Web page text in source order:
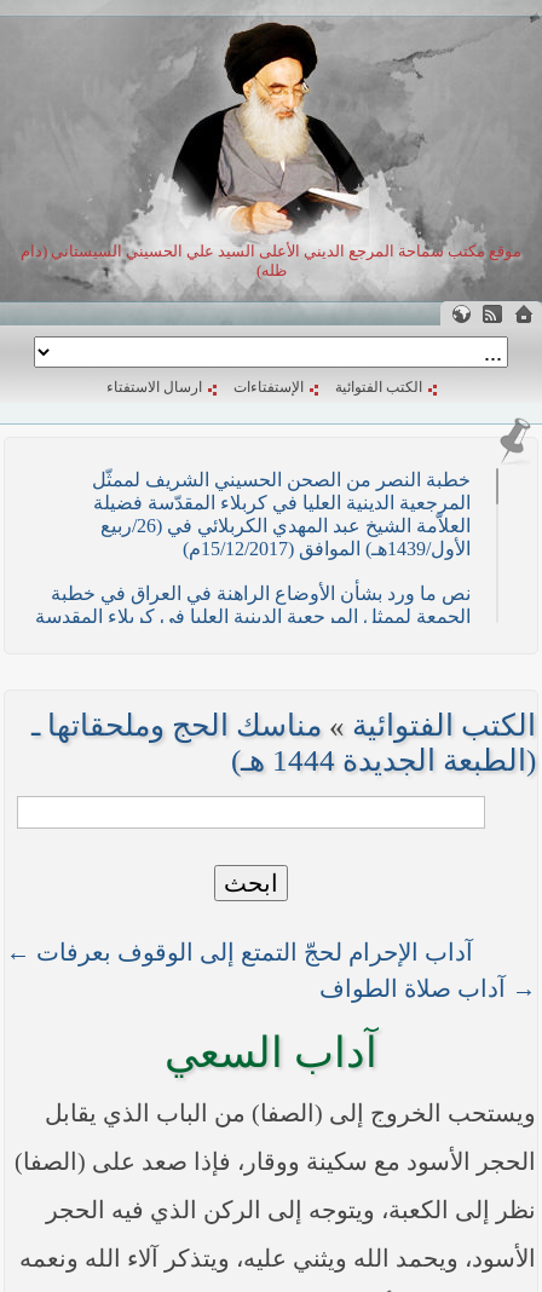
موقع مكتب سماحة المرجع الديني الأعلى السيد علي الحسيني السيستاني (دام
ظله)
الكتب الفتوائية الإستفتاءات ارسال الاستفتاء
خطبة النصر من الصحن الحسيني الشريف لممثّل
المرجعية الدينية العليا في كربلاء المقدّسة فضيلة
العلاّمة الشيخ عبد المهدي الكربلائي في (26/ربيع
الأول/1439هـ) الموافق (15/12/2017م)
نص ما ورد بشأن الأوضاع الراهنة في العراق في خطبة
الجمعة لممثل المرجعية الدينية العليا في كربلاء المقدسة
نص ما ورد بشأن الأوضاع الراهنة في العراق في خطبة
الجمعة لممثل المرجعية الدينية العليا في كربلاء المقدسة
فضيلة العلاّمة الشيخ عبد المهدي الكربلائي في (12/
نصّ ما ورد بشأن الوضع الراهن في العراق في خطبة
الجمعة التي ألقاها فضيلة العلاّمة السيد أحمد الصافي
هـ ) الموافق (4/ تموز / 2014م)
نصّ ما ورد بشأن الأوضاع الراهنة في العراق في خطبة
الجمعة التي ألقاها فضيلة العلاّمة السيد أحمد الصافي
(14/06/2014) -----
ما ورد في خطبة الجمعة لممثل المرجعية الدينية العليا
في كربلاء المقدسة فضيلة العلاّمة الشيخ عبد المهدي
) بعد سيطرة (داعش) على مناطق واسعة في محافظتي
نينوى وصلاح الدين وإعلانها أنها تستهدف بقية
المحافظات
الكتب الفتوائية » مناسك الحج وملحقاتها ـ
(الطبعة الجديدة 1444 هـ)
ابحث
آداب الإحرام لحجّ التمتع إلى الوقوف بعرفات ←
→ آداب صلاة الطواف
آداب السعي
ويستحب الخروج إلى (الصفا) من الباب الذي يقابل
الحجر الأسود مع سكينة ووقار، فإذا صعد على (الصفا)
نظر إلى الكعبة، ويتوجه إلى الركن الذي فيه الحجر
الأسود، ويحمد الله ويثني عليه، ويتذكر آلاء الله ونعمه